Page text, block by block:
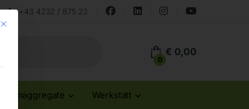
+43 4232 / 875 22
0
€ 0,00
Stromaggregate Werkstatt
Mit diesem Button wird der Dialog geschlossen. Seine Funktionalität ist